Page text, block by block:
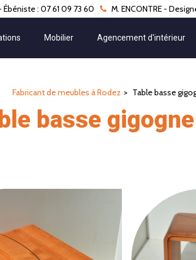
Ébéniste : 07 61 09 73 60 M. ENCONTRE -
Mobilier Agencement d'intérieur
Fabricant de meubles à Rodez Table basse
basse